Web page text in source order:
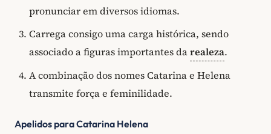
pronunciar em diversos idiomas.
Carrega consigo uma carga histórica, sendo
associado a figuras importantes darealeza.
A combinação dos nomes Catarina e Helena
transmite força e feminilidade.
Apelidos para Catarina Helena